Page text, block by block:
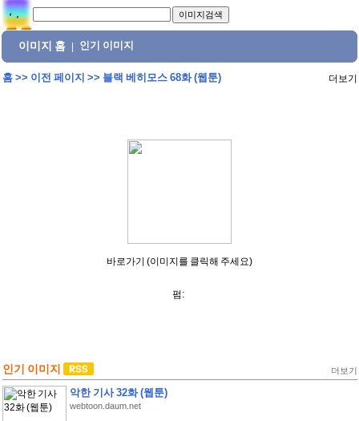
이미지 홈 인기 이미지
홈>> 이전 페이지 >> 블랙 베히모스 68화 (웹툰) 더보기
바로가기 (이미지를 클릭해 주세요)
펌:
인기 이미지 더보기
악한 기사 32화 (웹툰)
webtoon.daum.net